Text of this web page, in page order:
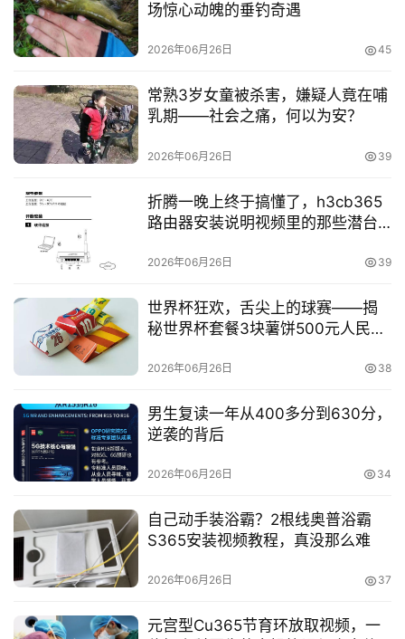
场惊心动魄的垂钓奇遇
2026年06月26日 45
常熟3岁女童被杀害，嫌疑人竟在哺
乳期——社会之痛，何以为安？
2026年06月26日 39
折腾一晚上终于搞懂了，h3cb365
路由器安装说明视频里的那些潜台
2026年06月26日 39
世界杯狂欢，舌尖上的球赛——揭
秘世界杯套餐3块薯饼500元人民币
2026年06月26日 38
男生复读一年从400多分到630分，
逆袭的背后
2026年06月26日 34
自己动手装浴霸？2根线奥普浴霸
S365安装视频教程，真没那么难
2026年06月26日 37
元宫型Cu365节育环放取视频，一